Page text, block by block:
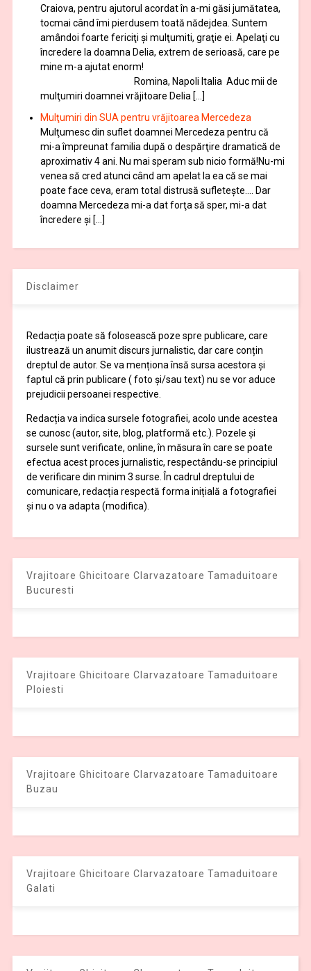
Craiova, pentru ajutorul acordat în a-mi găsi jumătatea,
tocmai când îmi pierdusem toată nădejdea. Suntem
amândoi foarte fericiţi şi mulţumiti, graţie ei. Apelaţi cu
încredere la doamna Delia, extrem de serioasă, care pe
mine m-a ajutat enorm!
Romina, Napoli Italia Aduc mii de
mulţumiri doamnei vrăjitoare Delia […]
Mulţumiri din SUA pentru vrăjitoarea Mercedeza
Mulţumesc din suflet doamnei Mercedeza pentru că
mi-a împreunat familia după o despărţire dramatică de
aproximativ 4 ani. Nu mai speram sub nicio formă!Nu-mi
venea să cred atunci când am apelat la ea că se mai
poate face ceva, eram total distrusă sufleteşte…. Dar
doamna Mercedeza mi-a dat forţa să sper, mi-a dat
încredere şi […]
Disclaimer
Redacția poate să folosească poze spre publicare, care
ilustrează un anumit discurs jurnalistic, dar care conțin
dreptul de autor. Se va menționa însă sursa acestora și
faptul că prin publicare ( foto și/sau text) nu se vor aduce
prejudicii persoanei respective.
Redacția va indica sursele fotografiei, acolo unde acestea
se cunosc (autor, site, blog, platformă etc.). Pozele și
sursele sunt verificate, online, în măsura în care se poate
efectua acest proces jurnalistic, respectându-se principiul
de verificare din minim 3 surse. În cadrul dreptului de
comunicare, redacția respectă forma inițială a fotografiei
și nu o va adapta (modifica).
Vrajitoare Ghicitoare Clarvazatoare Tamaduitoare
Bucuresti
Vrajitoare Ghicitoare Clarvazatoare Tamaduitoare
Ploiesti
Vrajitoare Ghicitoare Clarvazatoare Tamaduitoare
Buzau
Vrajitoare Ghicitoare Clarvazatoare Tamaduitoare
Galati